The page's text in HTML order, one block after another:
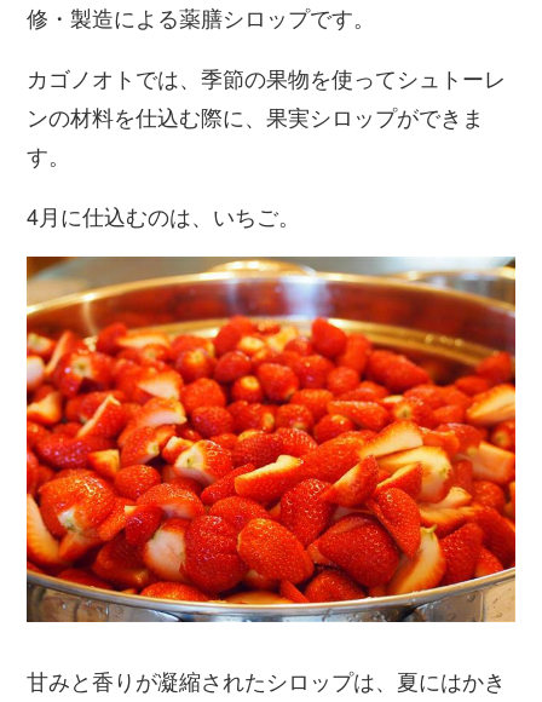
修・製造による薬膳シロップです。
カゴノオトでは、季節の果物を使ってシュトーレ
ンの材料を仕込む際に、果実シロップができま
す。
4月に仕込むのは、いちご。
甘みと香りが凝縮されたシロップは、夏にはかき